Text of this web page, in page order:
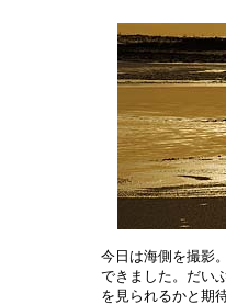
今日は海側を撮影
できました。だい
を見られるかと期